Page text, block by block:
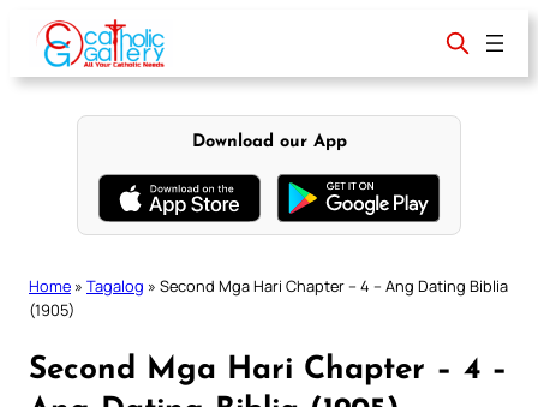
content
Download our App
Home » Tagalog » Second Mga Hari Chapter – 4 – Ang Dating Biblia
(1905)
Second Mga Hari Chapter – 4 –